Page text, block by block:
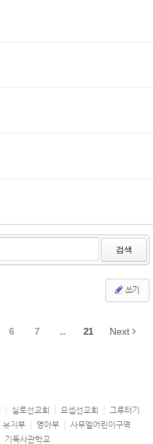
검색
쓰기
6 7 ... 21 Next
실로선교회 요셉선교회
그루터기
유치부 영아부
사무엘어린이구역
기독사관학교